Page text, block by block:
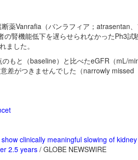
薬Vanrafia（バンラフィア；atrasentan
の腎機能低下を遅らせられなかったPh3試
ました。
もと（baseline）と比べたeGFR（mL/
差がつきませんでした（narrowly missed
clinically meaningful slowing of kidney
2.5 years/ GLOBE NEWSWIRE